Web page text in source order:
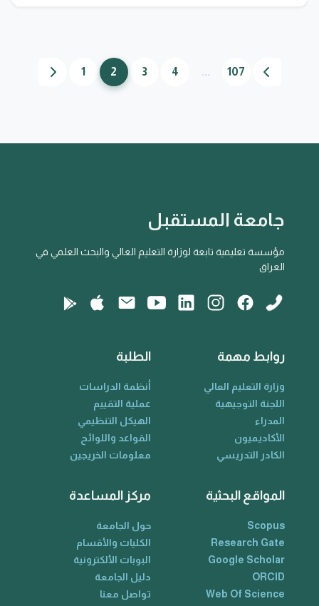
1 2 3 4 ... 107
جامعة المستقبل
مؤسسة تعليمية تابعة لوزارة التعليم العالي والبحث العلمي في
العراق
روابط مهمة
وزارة التعليم العالي
اللجنة التوجيهية
المدراء
الأكاديميون
الكادر التدريسي
الطلبة
أنظمة الدراسات
عملية التقييم
الهيكل التنظيمي
القواعد واللوائح
معلومات الخريجين
المواقع البحثية
Scopus
Research Gate
Google Scholar
ORCID
Web Of Science
مركز المساعدة
حول الجامعة
الكليات والأقسام
البوبات الألكترونية
دليل الجامعة
تواصل معنا